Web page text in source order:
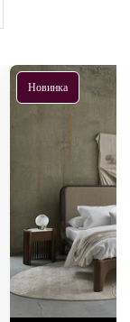
Новинка